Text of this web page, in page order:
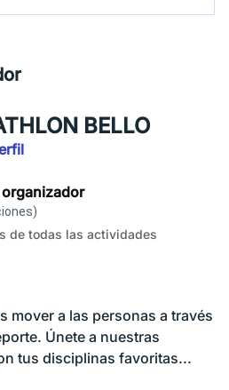
BELLO
de todas las actividades
mover a las personas a través
Únete a nuestras
tus disciplinas favoritas...